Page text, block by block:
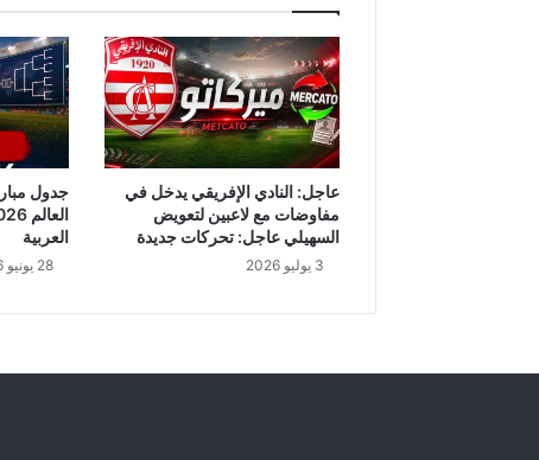
:
أ
ي
ن
ا
ل
و
ط
ن
ي
.
عاجل: النادي الإفريقي يدخل في
مفاوضات مع لاعبين لتعويض
السهيلي عاجل: تحركات جديدة
3 يوليو 2026
العربية
28 يونيو 2026